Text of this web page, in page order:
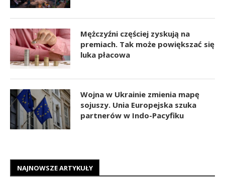
Mężczyźni częściej zyskują na
premiach. Tak może powiększać się
luka płacowa
Wojna w Ukrainie zmienia mapę
sojuszy. Unia Europejska szuka
partnerów w Indo-Pacyfiku
NAJNOWSZE ARTYKUŁY